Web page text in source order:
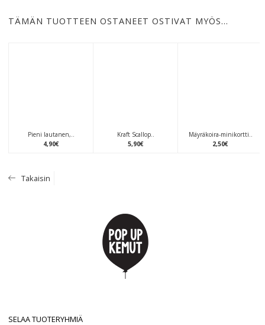
TÄMÄN TUOTTEEN OSTANEET OSTIVAT MYÖS…
Pieni lautanen,..
4,90€
Kraft Scallop..
5,90€
Mäyräkoira-minikortti..
2,50€
Takaisin
SELAA TUOTERYHMIÄ